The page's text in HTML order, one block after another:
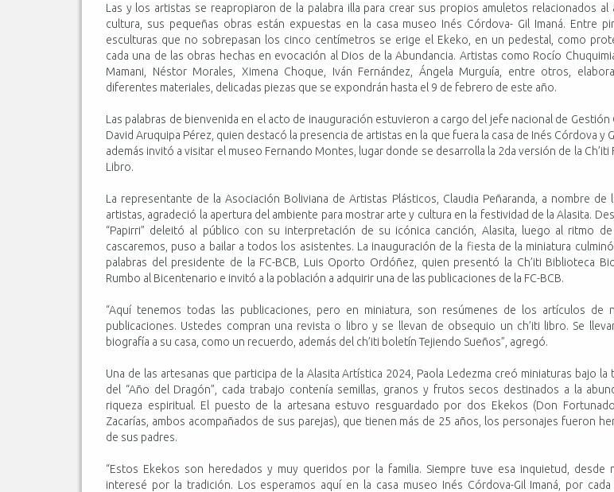
Las y los artistas se reapropiaron de la palabra illa para crear sus propios amuletos relacionados al
cultura, sus pequeñas obras están expuestas en la casa museo Inés Córdova- Gil Imaná. Entre
esculturas que no sobrepasan los cinco centímetros se erige el Ekeko, en un pedestal, como
cada una de las obras hechas en evocación al Dios de la Abundancia. Artistas como Rocío
Mamani, Néstor Morales, Ximena Choque, Iván Fernández, Ángela Murguía, entre otros,
diferentes materiales, delicadas piezas que se expondrán hasta el 9 de febrero de este año.
Las palabras de bienvenida en el acto de inauguración estuvieron a cargo del jefe nacional de Gestión
David Aruquipa Pérez, quien destacó la presencia de artistas en la que fuera la casa de Inés Córdova y
además invitó a visitar el museo Fernando Montes, lugar donde se desarrolla la 2da versión de la Ch’iti
Libro.
La representante de la Asociación Boliviana de Artistas Plásticos, Claudia Peñaranda, a nombre de
artistas, agradeció la apertura del ambiente para mostrar arte y cultura en la festividad de la Alasita.
“Papirri” deleitó al público con su interpretación de su icónica canción, Alasita, luego al ritmo
cascaremos, puso a bailar a todos los asistentes. La inauguración de la fiesta de la miniatura
palabras del presidente de la FC-BCB, Luis Oporto Ordóñez, quien presentó la Ch’iti Biblioteca
Rumbo al Bicentenario e invitó a la población a adquirir una de las publicaciones de la FC-BCB.
“Aquí tenemos todas las publicaciones, pero en miniatura, son resúmenes de los artículos de
publicaciones. Ustedes compran una revista o libro y se llevan de obsequio un ch’iti libro. Se
biografía a su casa, como un recuerdo, además del ch’iti boletín Tejiendo Sueños”, agregó.
Una de las artesanas que participa de la Alasita Artística 2024, Paola Ledezma creó miniaturas bajo la
del “Año del Dragón”, cada trabajo contenía semillas, granos y frutos secos destinados a la
riqueza espiritual. El puesto de la artesana estuvo resguardado por dos Ekekos (Don
Zacarías, ambos acompañados de sus parejas), que tienen más de 25 años, los personajes fueron
de sus padres.
“Estos Ekekos son heredados y muy queridos por la familia. Siempre tuve esa inquietud, desde
interesé por la tradición. Los esperamos aquí en la casa museo Inés Córdova-Gil Imaná, por cada